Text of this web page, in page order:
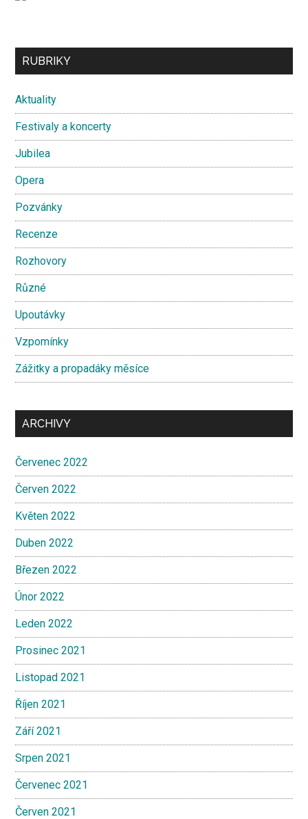
Secondary
RUBRIKY
Aktuality
Festivaly a koncerty
Jubilea
Opera
Pozvánky
Recenze
Rozhovory
Různé
Upoutávky
Vzpomínky
Zážitky a propadáky měsíce
ARCHIVY
Červenec 2022
Červen 2022
Květen 2022
Duben 2022
Březen 2022
Únor 2022
Leden 2022
Prosinec 2021
Listopad 2021
Říjen 2021
Září 2021
Srpen 2021
Červenec 2021
Červen 2021